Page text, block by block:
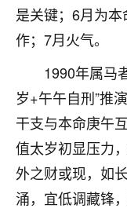
是关键；6月为
作；7月火气。
1990年属马
岁+午午自刑”推
干支与本命庚午
值太岁初显压力
外之财或现，如
涌，宜低调藏锋
鹿森：恭
12小时前 来自北
心心相印
我身体不太
问题，反正
题，后来无
之后，心情豁
果问题。今年
了，老师说